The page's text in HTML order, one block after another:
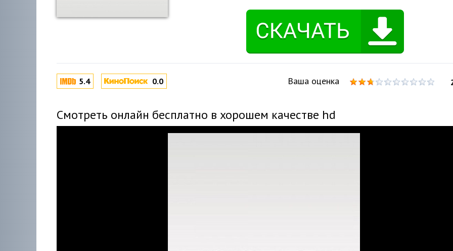
5.4 0.0 Ваша оценка
Смотреть онлайн бесплатно в хорошем качестве hd